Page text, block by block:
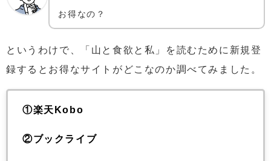
お得なの？
というわけで、「山と食欲と私」を読むために新規登
録するとお得なサイトがどこなのか調べてみました。
①楽天Kobo
②ブックライブ